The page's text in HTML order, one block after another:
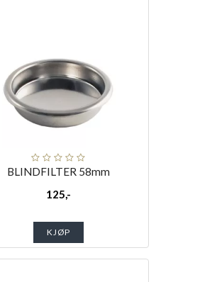
BLINDFILTER 58mm
125,-
KJØP